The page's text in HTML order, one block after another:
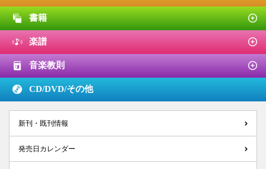
書籍
楽譜
音楽教則
CD/DVD/その他
新刊・既刊情報
発売日カレンダー